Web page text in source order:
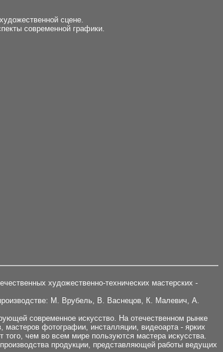
сцене.
современной графики.
художественно-технических мастерских -
М. Врубель, В. Васнецов, К. Малевич, А.
современное искусство. На отечественном рынке
мастеров фотографии, инсталляции, видеоарта - ярких
того, чем во всем мире пользуются мастера искусства.
продукции, представляющей работы ведущих